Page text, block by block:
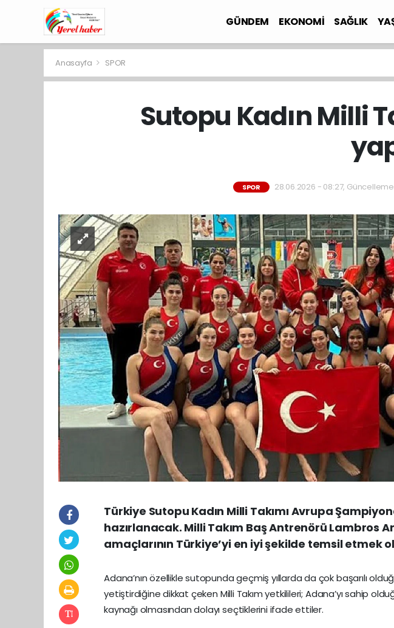
GÜNDEM EKONOMİ SAĞLIK
Anasayfa SPOR
Sutopu Kadın Milli
SPOR 28.06.2026 - 08:27,
Türkiye Sutopu Kadın Milli Takımı Avrupa
hazırlanacak. Milli Takım Baş Antrenörü Lambros
amaçlarının Türkiye’yi en iyi şekilde temsil etmek
Adana’nın özellikle sutopunda geçmiş yıllarda da çok başarılı
yetiştirdiğine dikkat çeken Milli Takım yetkilileri; Adana’yı sahip
kaynağı olmasından dolayı seçtiklerini ifade ettiler.